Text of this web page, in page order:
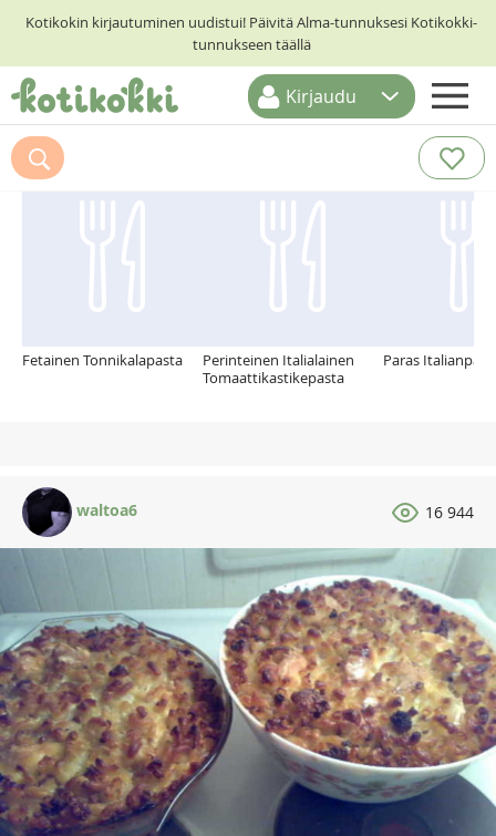
Kotikokin kirjautuminen uudistui! Päivitä Alma-tunnuksesi Kotikokki-
tunnukseen täällä
ETUSIVU
RESEPTIHAKU
Kirjaudu
Suosittelemme myös
Fetainen Tonnikalapasta
Perinteinen Italialainen
Tomaattikastikepasta
Paras Italianpata
waltoa6 16 944